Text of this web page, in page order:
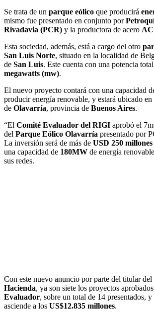
Se trata de un parque eólico que producirá
mismo fue presentado en conjunto por
Rivadavia (PCR) y la productora de acero
Esta sociedad, además, está a cargo del otro
San Luis Norte, situado en la localidad de
de San Luis. Este cuenta con una potencia
megawatts (mw).
El nuevo proyecto contará con una capacidad
producir energía renovable, y estará ubicado
de Olavarría, provincia de Buenos Aires.
“El Comité Evaluador del RIGI aprobó el
del Parque Eólico Olavarría presentado por
La inversión será de más de USD 250 millones
una capacidad de 180MW de energía
sus redes.
Con este nuevo anuncio por parte del titular del
Hacienda, ya son siete los proyectos
Evaluador, sobre un total de 14 presentados,
asciende a los US$12.835 millones.